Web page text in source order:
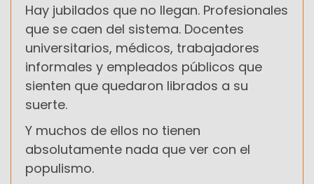
Hay jubilados que no llegan. Profesionales
que se caen del sistema. Docentes
universitarios, médicos, trabajadores
informales y empleados públicos que
sienten que quedaron librados a su
suerte.
Y muchos de ellos no tienen
absolutamente nada que ver con el
populismo.